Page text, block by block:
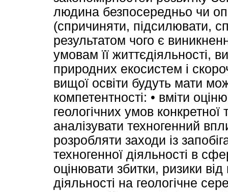
людина безпосередньо чи
(спричиняти, підсилювати,
результатом чого є
умовам її життєдіяльності,
природних екосистем і
вищої освіти будуть мати
компетентності: • вміти
геологічних умов конкретної
аналізувати техногенний
розробляти заходи із
техногенної діяльності в
оцінювати збитки, ризики
діяльності на геологічне